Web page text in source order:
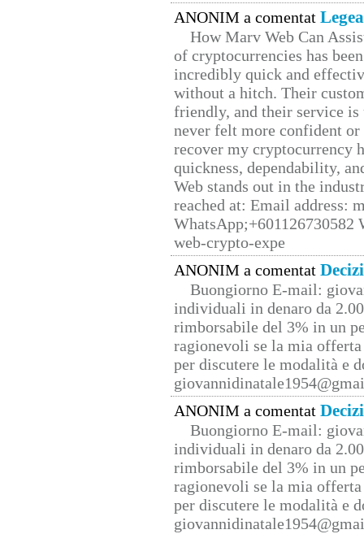
ANONIM a comentat
How Marv Web Can
of cryptocurrencies has
incredibly quick and
without a hitch. Their
friendly, and their service
never felt more confident
recover my cryptocurrency
quickness, dependability,
Web stands out in the
reached at: Email address:
web-crypto-expe
ANONIM a comentat
Buongiorno E-mail:
individuali in denaro da
rimborsabile del 3% in un
ragionevoli se la mia
per discutere le modalità e
ANONIM a comentat
Buongiorno E-mail:
individuali in denaro da
rimborsabile del 3% in un
ragionevoli se la mia
per discutere le modalità e